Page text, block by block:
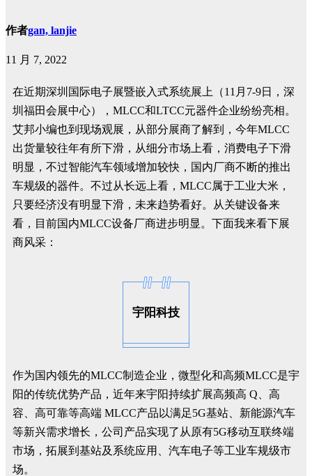
作者gan, lanjie
11 月 7, 2022
在近期深圳国际电子展暨嵌入式系统展上（11月7-9日，深
圳福田会展中心），MLCC和LTCC元器件企业纷纷亮相。
艾邦小编也到现场观展，从部分展商了解到，今年MLCC
出货量较往年有所下滑，从细分市场上看，消费电子下滑
明显，不过智能汽车领域增加较快，国内厂商不断的推出
车规级的器件。不过从长远上看，MLCC属于工业大米，
只要经济没有明显下滑，未来趋势看好。从关键设备来
看，目前国内MLCC设备厂商进步明显。下面我来看下展
商风采：
宇阳科技
作为国内领先的MLCC制造企业，微型化和高频MLCC是宇
阳的传统优势产品，近年来宇阳持续扩展高频高 Q、高
容、高可靠等高端 MLCC产品以满足5G基站、新能源汽车
等新兴需求增长，公司产品实现了从原有5G移动互联终端
市场，拓展到基站及系统应用、汽车电子等工业车规级市
场。